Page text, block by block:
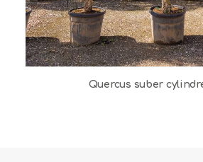
Quercus suber